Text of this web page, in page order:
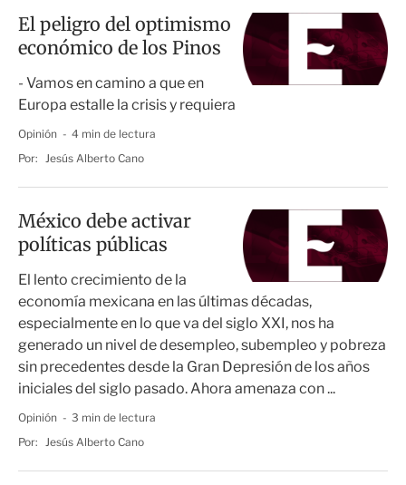
El peligro del optimismo
económico de los Pinos
- Vamos en camino a que en
Europa estalle la crisis y requiera
Opinión
4 min de lectura
Por: Jesús Alberto Cano
México debe activar
políticas públicas
El lento crecimiento de la
economía mexicana en las últimas décadas,
especialmente en lo que va del siglo XXI, nos ha
generado un nivel de desempleo, subempleo y pobreza
sin precedentes desde la Gran Depresión de los años
iniciales del siglo pasado. Ahora amenaza con ...
Opinión
3 min de lectura
Por: Jesús Alberto Cano